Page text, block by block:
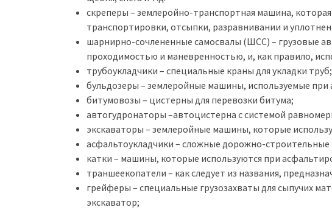
скреперы – землеройно-транспортная машина, которая
транспортировки, отсыпки, разравнивании и
шарнирно-сочлененные самосвалы (ШСС) – грузовые
проходимостью и маневренностью, и, как правило,
трубоукладчики – специальные краны для укладки труб;
бульдозеры – землеройные машины, используемые
битумовозы – цистерны для перевозки битума;
автогудронаторы –автоцистерна с системой
экскаваторы – землеройные машины, которые
асфальтоукладчики – сложные дорожно-
катки – машины, которые используются при
траншеекопатели – как следует из названия,
грейферы – специальные грузозахваты для сыпучих
экскаватор;